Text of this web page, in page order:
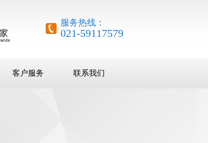
服务热线：
021-59117579
客户服务 联系我们